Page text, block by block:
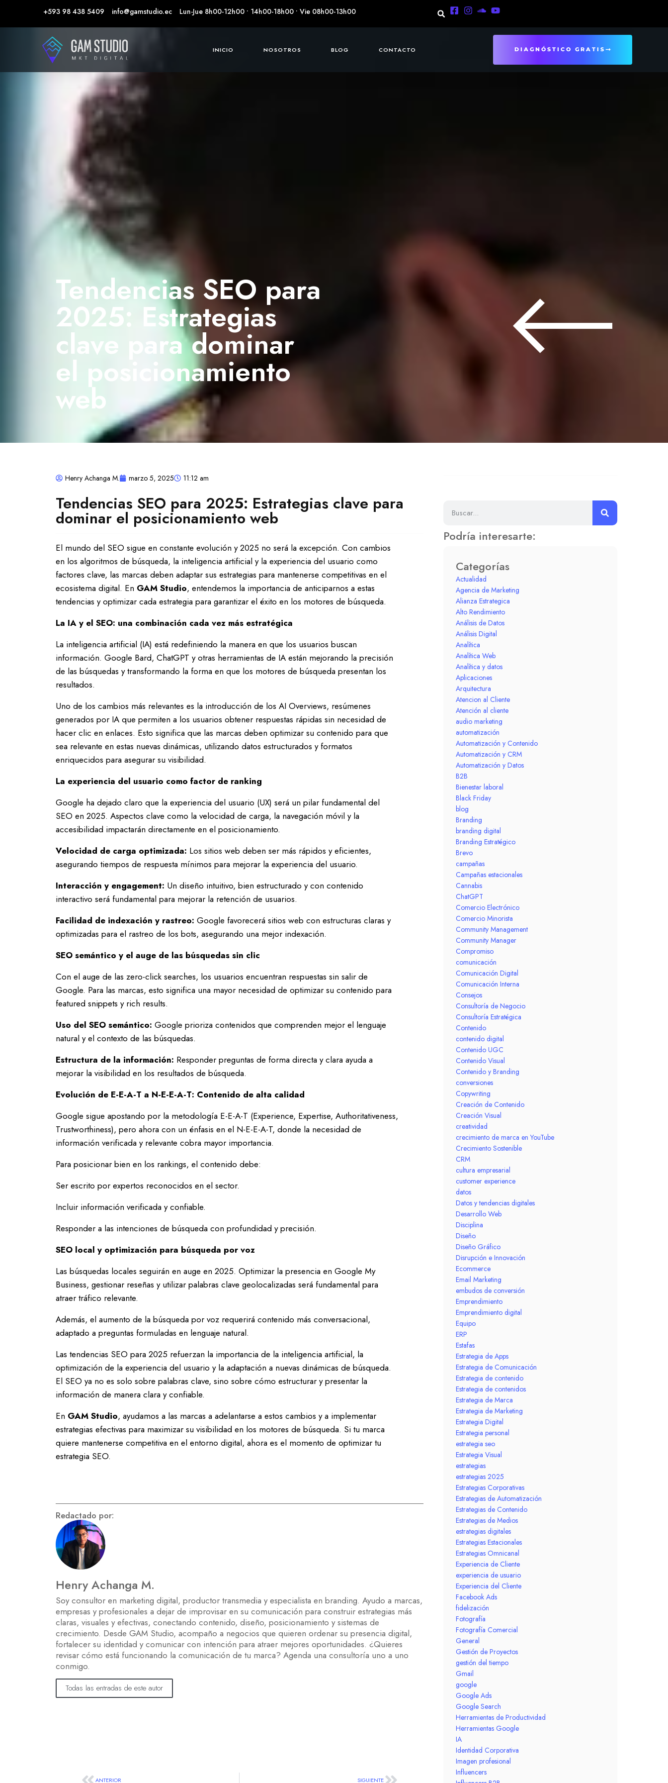
+593 98 438 5409 info@gamstudio.ec Lun-Jue 8h00-12h00 • 14h00-18h00 • Vie 08h00-13h00
INICIO NOSOTROS BLOG CONTACTO DIAGNÓSTICO GRATIS
Tendencias SEO para
2025: Estrategias
clave para dominar
el posicionamiento
web
Henry Achanga M. marzo 5, 2025 11:12 am
Tendencias SEO para 2025: Estrategias clave para
dominar el posicionamiento web
El mundo del SEO sigue en constante evolución y 2025 no será la excepción. Con cambios
en los algoritmos de búsqueda, la inteligencia artificial y la experiencia del usuario como
factores clave, las marcas deben adaptar sus estrategias para mantenerse competitivas en el
ecosistema digital. En GAM Studio, entendemos la importancia de anticiparnos a estas
tendencias y optimizar cada estrategia para garantizar el éxito en los motores de búsqueda.
La IA y el SEO: una combinación cada vez más estratégica
La inteligencia artificial (IA) está redefiniendo la manera en que los usuarios buscan
información. Google Bard, ChatGPT y otras herramientas de IA están mejorando la precisión
de las búsquedas y transformando la forma en que los motores de búsqueda presentan los
resultados.
Uno de los cambios más relevantes es la introducción de los AI Overviews, resúmenes
generados por IA que permiten a los usuarios obtener respuestas rápidas sin necesidad de
hacer clic en enlaces. Esto significa que las marcas deben optimizar su contenido para que
sea relevante en estas nuevas dinámicas, utilizando datos estructurados y formatos
enriquecidos para asegurar su visibilidad.
La experiencia del usuario como factor de ranking
Google ha dejado claro que la experiencia del usuario (UX) será un pilar fundamental del
SEO en 2025. Aspectos clave como la velocidad de carga, la navegación móvil y la
accesibilidad impactarán directamente en el posicionamiento.
Velocidad de carga optimizada: Los sitios web deben ser más rápidos y eficientes,
asegurando tiempos de respuesta mínimos para mejorar la experiencia del usuario.
Interacción y engagement: Un diseño intuitivo, bien estructurado y con contenido
interactivo será fundamental para mejorar la retención de usuarios.
Facilidad de indexación y rastreo: Google favorecerá sitios web con estructuras claras y
optimizadas para el rastreo de los bots, asegurando una mejor indexación.
SEO semántico y el auge de las búsquedas sin clic
Con el auge de las zero-click searches, los usuarios encuentran respuestas sin salir de
Google. Para las marcas, esto significa una mayor necesidad de optimizar su contenido para
featured snippets y rich results.
Uso del SEO semántico: Google prioriza contenidos que comprenden mejor el lenguaje
natural y el contexto de las búsquedas.
Estructura de la información: Responder preguntas de forma directa y clara ayuda a
mejorar la visibilidad en los resultados de búsqueda.
Evolución de E-E-A-T a N-E-E-A-T: Contenido de alta calidad
Google sigue apostando por la metodología E-E-A-T (Experience, Expertise, Authoritativeness,
Trustworthiness), pero ahora con un énfasis en el N-E-E-A-T, donde la necesidad de
información verificada y relevante cobra mayor importancia.
Para posicionar bien en los rankings, el contenido debe:
Ser escrito por expertos reconocidos en el sector.
Incluir información verificada y confiable.
Responder a las intenciones de búsqueda con profundidad y precisión.
SEO local y optimización para búsqueda por voz
Las búsquedas locales seguirán en auge en 2025. Optimizar la presencia en Google My
Business, gestionar reseñas y utilizar palabras clave geolocalizadas será fundamental para
atraer tráfico relevante.
Además, el aumento de la búsqueda por voz requerirá contenido más conversacional,
adaptado a preguntas formuladas en lenguaje natural.
Las tendencias SEO para 2025 refuerzan la importancia de la inteligencia artificial, la
optimización de la experiencia del usuario y la adaptación a nuevas dinámicas de búsqueda.
El SEO ya no es solo sobre palabras clave, sino sobre cómo estructurar y presentar la
información de manera clara y confiable.
En GAM Studio, ayudamos a las marcas a adelantarse a estos cambios y a implementar
estrategias efectivas para maximizar su visibilidad en los motores de búsqueda. Si tu marca
quiere mantenerse competitiva en el entorno digital, ahora es el momento de optimizar tu
estrategia SEO.
Redactado por:
Henry Achanga M.
Soy consultor en marketing digital, productor transmedia y especialista en branding. Ayudo a marcas,
empresas y profesionales a dejar de improvisar en su comunicación para construir estrategias más
claras, visuales y efectivas, conectando contenido, diseño, posicionamiento y sistemas de
crecimiento. Desde GAM Studio, acompaño a negocios que quieren ordenar su presencia digital,
fortalecer su identidad y comunicar con intención para atraer mejores oportunidades. ¿Quieres
revisar cómo está funcionando la comunicación de tu marca? Agenda una consultoría uno a uno
conmigo.
Todas las entradas de este autor
ANTERIOR SIGUIENTE
Podría interesarte:
Categorías
Actualidad
Agencia de Marketing
Alianza Estrategica
Alto Rendimiento
Análisis de Datos
Análisis Digital
Analítica
Analítica Web
Analítica y datos
Aplicaciones
Arquitectura
Atencion al Cliente
Atención al cliente
audio marketing
automatización
Automatización y Contenido
Automatización y CRM
Automatización y Datos
B2B
Bienestar laboral
Black Friday
blog
Branding
branding digital
Branding Estratégico
Brevo
campañas
Campañas estacionales
Cannabis
ChatGPT
Comercio Electrónico
Comercio Minorista
Community Management
Community Manager
Compromiso
comunicación
Comunicación Digital
Comunicación Interna
Consejos
Consultoría de Negocio
Consultoría Estratégica
Contenido
contenido digital
Contenido UGC
Contenido Visual
Contenido y Branding
conversiones
Copywriting
Creación de Contenido
Creación Visual
creatividad
crecimiento de marca en YouTube
Crecimiento Sostenible
CRM
cultura empresarial
customer experience
datos
Datos y tendencias digitales
Desarrollo Web
Disciplina
Diseño
Diseño Gráfico
Disrupción e Innovación
Ecommerce
Email Marketing
embudos de conversión
Emprendimiento
Emprendimiento digital
Equipo
ERP
Estafas
Estrategia de Apps
Estrategia de Comunicación
Estrategia de contenido
Estrategia de contenidos
Estrategia de Marca
Estrategia de Marketing
Estrategia Digital
Estrategia personal
estrategia seo
Estrategia Visual
estrategias
estrategias 2025
Estrategias Corporativas
Estrategias de Automatización
Estrategias de Contenido
Estrategias de Medios
estrategias digitales
Estrategias Estacionales
Estrategias Omnicanal
Experiencia de Cliente
experiencia de usuario
Experiencia del Cliente
Facebook Ads
fidelización
Fotografía
Fotografía Comercial
General
Gestión de Proyectos
gestión del tiempo
Gmail
google
Google Ads
Google Search
Herramientas de Productividad
Herramientas Google
IA
Identidad Corporativa
Imagen profesional
Influencers